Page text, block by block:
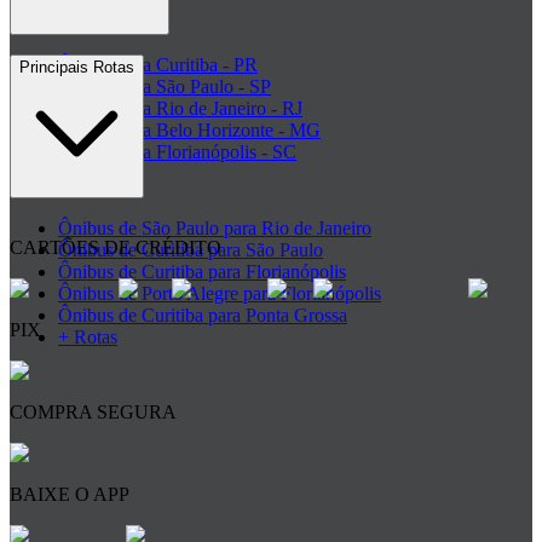
Ônibus para Curitiba - PR
Ônibus para São Paulo - SP
Ônibus para Rio de Janeiro - RJ
Ônibus para Belo Horizonte - MG
Ônibus para Florianópolis - SC
Principais Rotas
Ônibus de São Paulo para Rio de Janeiro
Ônibus de Curitiba para São Paulo
Ônibus de Curitiba para Florianópolis
Ônibus de Porto Alegre para Florianópolis
Ônibus de Curitiba para Ponta Grossa
+ Rotas
CARTÕES DE CRÉDITO
PIX
COMPRA SEGURA
BAIXE O APP